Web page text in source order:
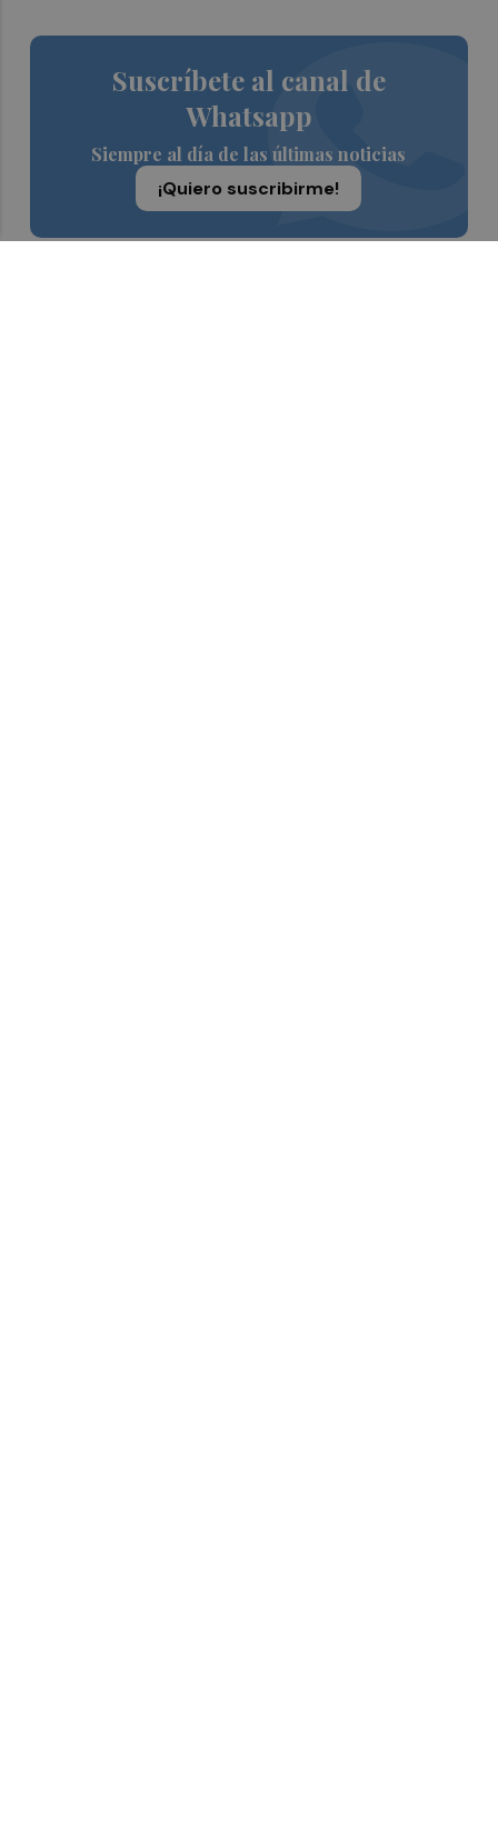
Suscríbete al canal de
Whatsapp
Siempre al día de las últimas noticias
¡Quiero suscribirme!